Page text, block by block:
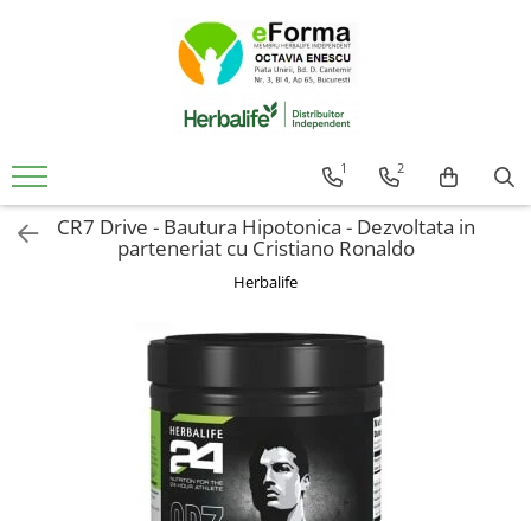
Slabire Sanatoasa Rapida
Ingrasare Sanatoasa Rapida
Mic Dejun Inteligent
Mentinere Greutate
Detoxifiere Herbalife
Imunitate Herbalife
Suport Sistem Cardiovascular
Sanatatea Creierului
1 2
CR7 Drive - Bautura Hipotonica - Dezvoltata in
parteneriat cu Cristiano Ronaldo
Herbalife